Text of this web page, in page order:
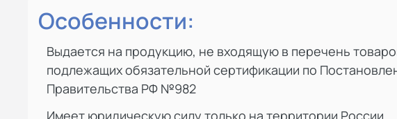
Особенности:
Выдается на продукцию, не входящую в перечень
подлежащих обязательной сертификации по
Правительства РФ №982